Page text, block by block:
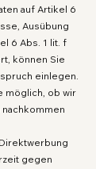
auf Artikel 6
Ausübung
6 Abs. 1 lit. f
können Sie
einlegen.
möglich, ob wir
gegen